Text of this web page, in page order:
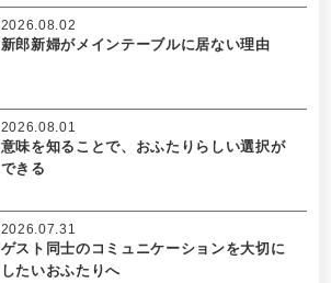
新郎新婦がメインテーブルに居ない理由
2026.08.02
意味を知ることで、おふたりらしい選択が
できる
2026.08.01
ゲスト同士のコミュニケーションを大切に
したいおふたりへ
2026.07.31